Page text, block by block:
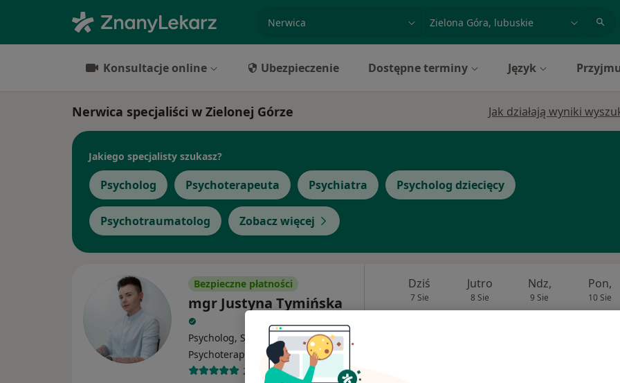
miasto lub dzielnica
Konsultacje online Ubezpieczenie Dostępne terminy Język
Nerwica specjaliści w Zielonej Górze Jak działają wyniki
Jakiego specjalisty szukasz?
Psycholog Psychoterapeuta Psychiatra Psycholog dziecięcy
Psychotraumatolog Zobacz więcej
Bezpieczne płatności
mgr Justyna Tymińska
Psycholog, Seksuolog,
Psychoterapeuta · Więcej
25 opinii
Dziś
7 Sie
Jutro
8 Sie
Ndz,
9 Sie
Pon,
10 Sie